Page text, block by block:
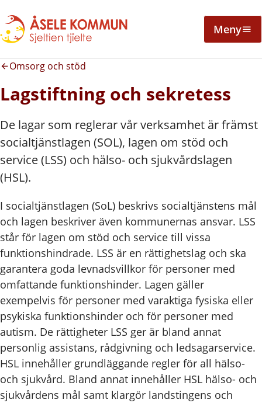
Meny
Omsorg och stöd
Lagstiftning och sekretess
De lagar som reglerar vår verksamhet är främst
socialtjänstlagen (SOL), lagen om stöd och
service (LSS) och hälso- och sjukvårdslagen
(HSL).
I socialtjänstlagen (SoL) beskrivs socialtjänstens mål
och lagen beskriver även kommunernas ansvar. LSS
står för lagen om stöd och service till vissa
funktionshindrade. LSS är en rättighetslag och ska
garantera goda levnadsvillkor för personer med
omfattande funktionshinder. Lagen gäller
exempelvis för personer med varaktiga fysiska eller
psykiska funktionshinder och för personer med
autism. De rättigheter LSS ger är bland annat
personlig assistans, rådgivning och ledsagarservice.
HSL innehåller grundläggande regler för all hälso-
och sjukvård. Bland annat innehåller HSL hälso- och
sjukvårdens mål samt klargör landstingens och